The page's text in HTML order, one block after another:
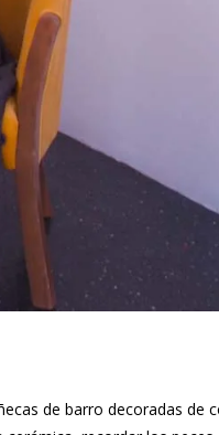
de barro decoradas de